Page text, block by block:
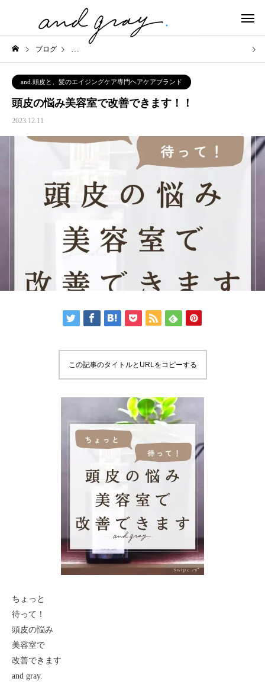
ブログ and.頭皮と、髪のエイジングケア専門ヘアケアブランド
and.頭皮と、髪のエイジングケア専門ヘアケアブランド
頭皮の悩み美容室で改善できます！！
2023.12.11
この記事のタイトルとURLをコピーする
ちょっと
待って！
頭皮の悩み
美容室で
改善できます
and gray.